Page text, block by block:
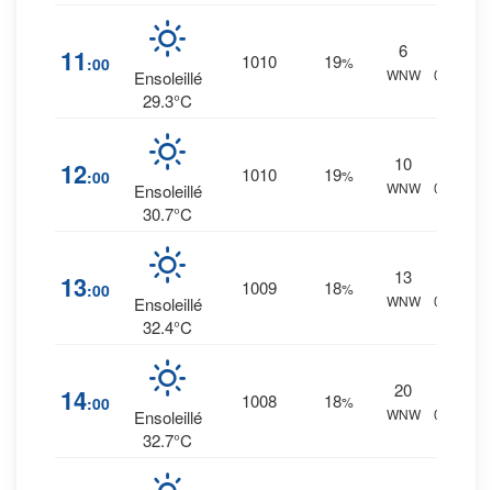
11 :00
Ensoleillé
29.3°C
1010 19%
6
WNW
0 mm.
12:00
Ensoleillé
30.7°C
1010 19%
10
WNW
0 mm.
13:00
Ensoleillé
32.4°C
1009 18%
13
WNW
0 mm.
14:00
Ensoleillé
32.7°C
1008 18%
20
WNW
0 mm.